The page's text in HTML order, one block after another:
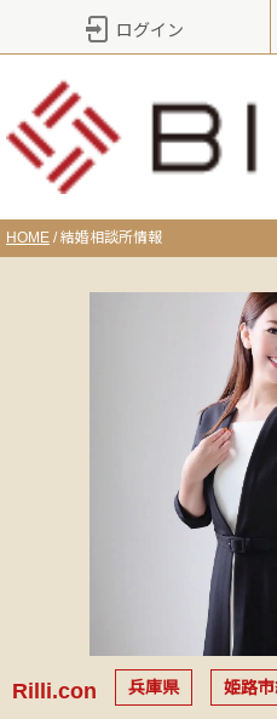
ログイン
HOME /結婚相談所情報
Rilli.con 兵庫県 姫路